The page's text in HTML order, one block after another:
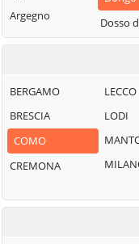
Argegno
Arosio
Barni
Bellagio
Bene Lario
Beregazzo con
Binago
Dosso
Erba
Faloppio
Fenegrò
Figino
BERGAMO
BRESCIA
COMO
CREMONA
LECCO
LODI